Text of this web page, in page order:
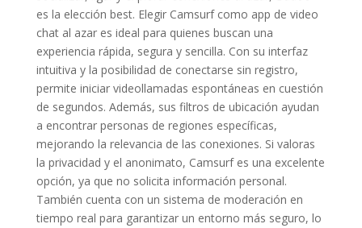
es la elección best. Elegir Camsurf como app de video
chat al azar es ideal para quienes buscan una
experiencia rápida, segura y sencilla. Con su interfaz
intuitiva y la posibilidad de conectarse sin registro,
permite iniciar videollamadas espontáneas en cuestión
de segundos. Además, sus filtros de ubicación ayudan
a encontrar personas de regiones específicas,
mejorando la relevancia de las conexiones. Si valoras
la privacidad y el anonimato, Camsurf es una excelente
opción, ya que no solicita información personal.
También cuenta con un sistema de moderación en
tiempo real para garantizar un entorno más seguro, lo